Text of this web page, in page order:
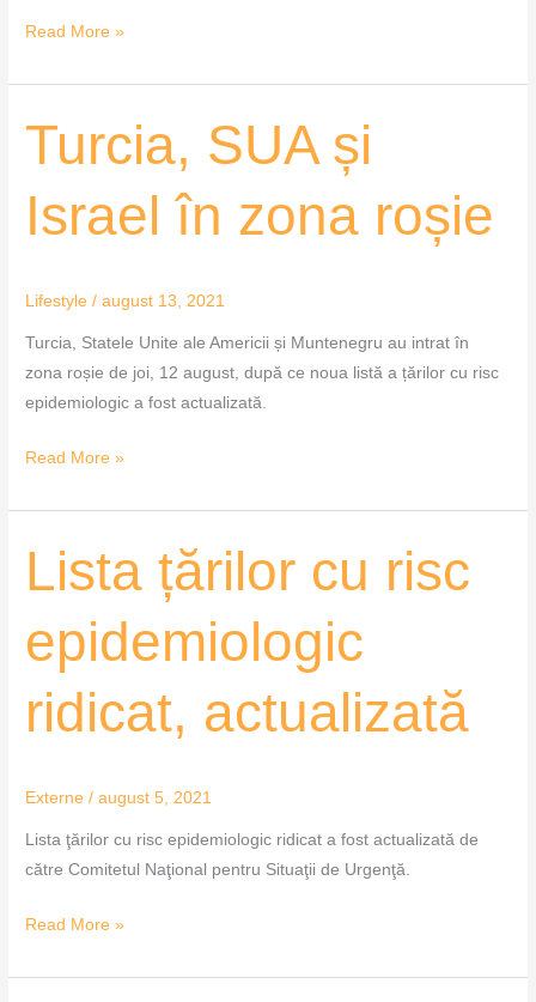
Read More »
Turcia, SUA și
Israel în zona roșie
Lifestyle /august 13, 2021
Turcia, Statele Unite ale Americii și Muntenegru au intrat în
zona roșie de joi, 12 august, după ce noua listă a țărilor cu risc
epidemiologic a fost actualizată.
Turcia,
Israel
roșie
Read More »
Lista țărilor cu risc
epidemiologic
ridicat, actualizată
Externe /august 5, 2021
Lista ţărilor cu risc epidemiologic ridicat a fost actualizată de
către Comitetul Naţional pentru Situaţii de Urgenţă.
Lista
risc
epidemiologic
ridicat,
actualizată
Read More »